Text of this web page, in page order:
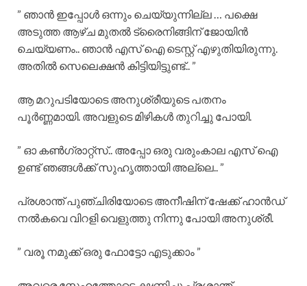
” ഞാൻ ഇപ്പോൾ ഒന്നും ചെയ്യുന്നില്ല … പക്ഷെ
അടുത്ത ആഴ്ച മുതൽ ട്രൈനിങ്ങിന് ജോയിൻ
ചെയ്യണം.. ഞാൻ എസ് ഐ ടെസ്റ്റ്‌ എഴുതിയിരുന്നു.
അതിൽ സെലെക്ഷൻ കിട്ടിയിട്ടുണ്ട്.. ”
ആ മറുപടിയോടെ അനുശ്രീയുടെ പതനം
പൂർണ്ണമായി. അവളുടെ മിഴികൾ തുറിച്ചു പോയി.
” ഓ കൺഗ്രാറ്റ്‌സ്.. അപ്പോ ഒരു വരുംകാല എസ് ഐ
ഉണ്ട് ഞങ്ങൾക്ക് സുഹൃത്തായി അല്ലെ.. ”
പ്രശാന്ത് പുഞ്ചിരിയോടെ അനീഷിന് ഷേക്ക് ഹാൻഡ്
നൽകവെ വിറളി വെളുത്തു നിന്നു പോയി അനുശ്രീ.
” വരൂ നമുക്ക് ഒരു ഫോട്ടോ എടുക്കാം ”